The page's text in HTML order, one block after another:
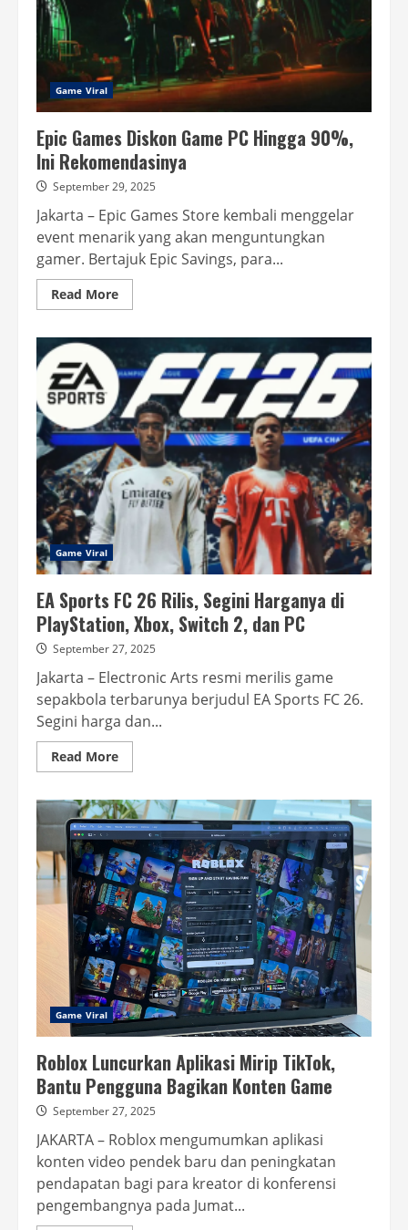
Game Viral
Epic Games Diskon Game PC Hingga 90%,
Ini Rekomendasinya
September 29, 2025
Jakarta – Epic Games Store kembali menggelar
event menarik yang akan menguntungkan
gamer. Bertajuk Epic Savings, para...
Read MoreRead
more
Diskon
Game
PC
Hingga
90%,
Ini
Rekomendasinya
Game Viral
EA Sports FC 26 Rilis, Segini Harganya di
PlayStation, Xbox, Switch 2, dan PC
September 27, 2025
Jakarta – Electronic Arts resmi merilis game
sepakbola terbarunya berjudul EA Sports FC 26.
Segini harga dan...
Read MoreRead
more
Sports
FC
26
Rilis,
Segini
Harganya
di
PlayStation,
Xbox,
Switch
2,
dan
PC
Game Viral
Roblox Luncurkan Aplikasi Mirip TikTok,
Bantu Pengguna Bagikan Konten Game
September 27, 2025
JAKARTA – Roblox mengumumkan aplikasi
konten video pendek baru dan peningkatan
pendapatan bagi para kreator di konferensi
pengembangnya pada Jumat...